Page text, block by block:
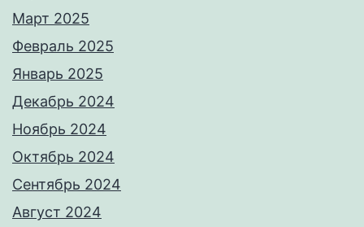
Март 2025
Февраль 2025
Январь 2025
Декабрь 2024
Ноябрь 2024
Октябрь 2024
Сентябрь 2024
Август 2024